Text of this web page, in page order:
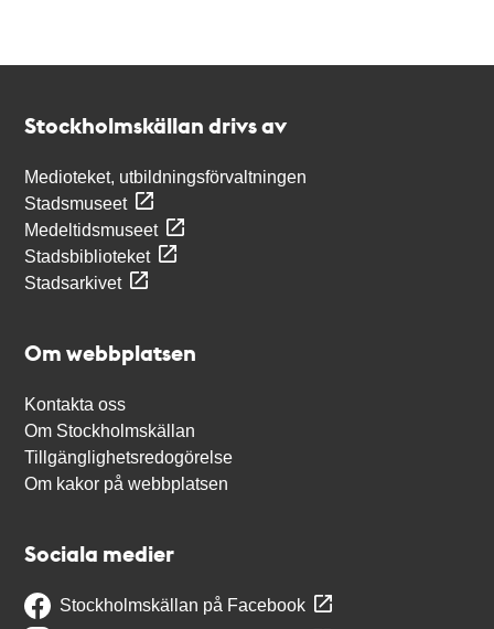
Stockholmskällan drivs av
Medioteket, utbildningsförvaltningen
Stadsmuseet
Medeltidsmuseet
Stadsbiblioteket
Stadsarkivet
Om webbplatsen
Kontakta oss
Om Stockholmskällan
Tillgänglighetsredogörelse
Om kakor på webbplatsen
Sociala medier
Stockholmskällan på Facebook